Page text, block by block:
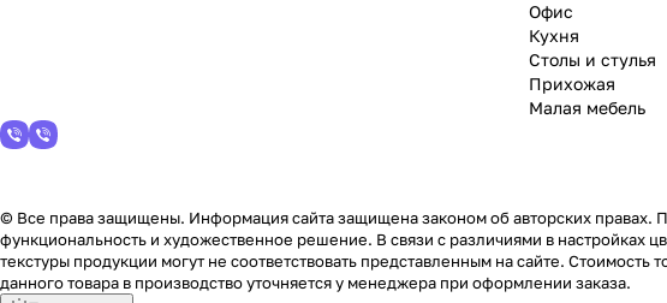
Офис
Кухня
Столы и стулья
Прихожая
Малая мебель
© Все права защищены. Информация сайта защищена законом об авторских правах.
функциональность и художественное решение. В связи с различиями в настройках
текстуры продукции могут не соответствовать представленным на сайте.
данного товара в производство уточняется у менеджера при оформлении заказа.